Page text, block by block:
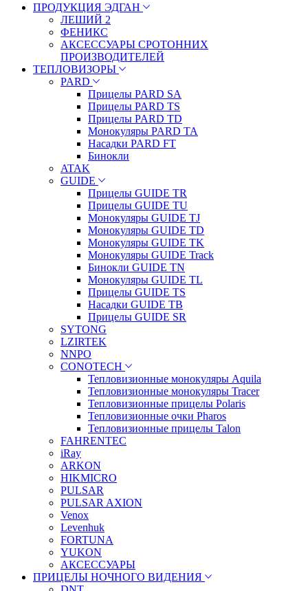
ПРОДУКЦИЯ ЭДГАН
ЛЕШИЙ 2
ФЕНИКС
АКСЕССУАРЫ СРОТОННИХ
ПРОИЗВОДИТЕЛЕЙ
ТЕПЛОВИЗОРЫ
PARD
Прицелы PARD SA
Прицелы PARD TS
Прицелы PARD TD
Монокуляры PARD TA
Насадки PARD FT
Бинокли
ATAK
GUIDE
Прицелы GUIDE TR
Прицелы GUIDE TU
Монокуляры GUIDE TJ
Монокуляры GUIDE TD
Монокуляры GUIDE TK
Монокуляры GUIDE Track
Бинокли GUIDE TN
Монокуляры GUIDE TL
Прицелы GUIDE TS
Насадки GUIDE TB
Прицелы GUIDE SR
SYTONG
LZIRTEK
NNPO
CONOTECH
Тепловизионные монокуляры Aquila
Тепловизионные монокуляры Tracer
Тепловизионные прицелы Polaris
Тепловизионные очки Pharos
Тепловизионные прицелы Talon
FAHRENTEC
iRay
ARKON
HIKMICRO
PULSAR
PULSAR AXION
Venox
Levenhuk
FORTUNA
YUKON
АКСЕССУАРЫ
ПРИЦЕЛЫ НОЧНОГО ВИДЕНИЯ